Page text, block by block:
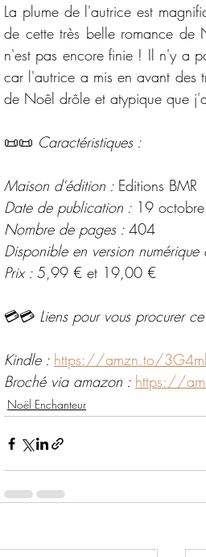
La plume de l'autrice est
de cette très belle romance de
n'est pas encore finie ! Il n'y a
car l'autrice a mis en avant des
de Noêl drôle et atypique que
📜📜 Caractéristiques :
Maison d'édition : Editions BMR
Date de publication : 19
Nombre de pages : 404
Disponible en version
Prix : 5,99 € et 19,00 €
💳💳 Liens pour vous procurer
Kindle : https://amzn.to/
Broché via amazon : https://
Noël Enchanteur